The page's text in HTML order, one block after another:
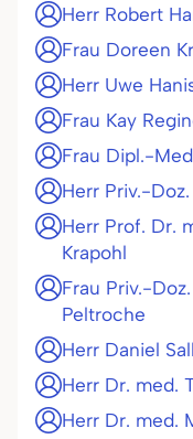
Herr Robert
Frau Doreen
Herr Uwe
Frau Kay
Frau Dipl.-
Herr Priv.-
Herr Prof. Dr.
Krapohl
Frau Priv.-
Peltroche
Herr Daniel
Herr Dr. med.
Herr Dr. med.